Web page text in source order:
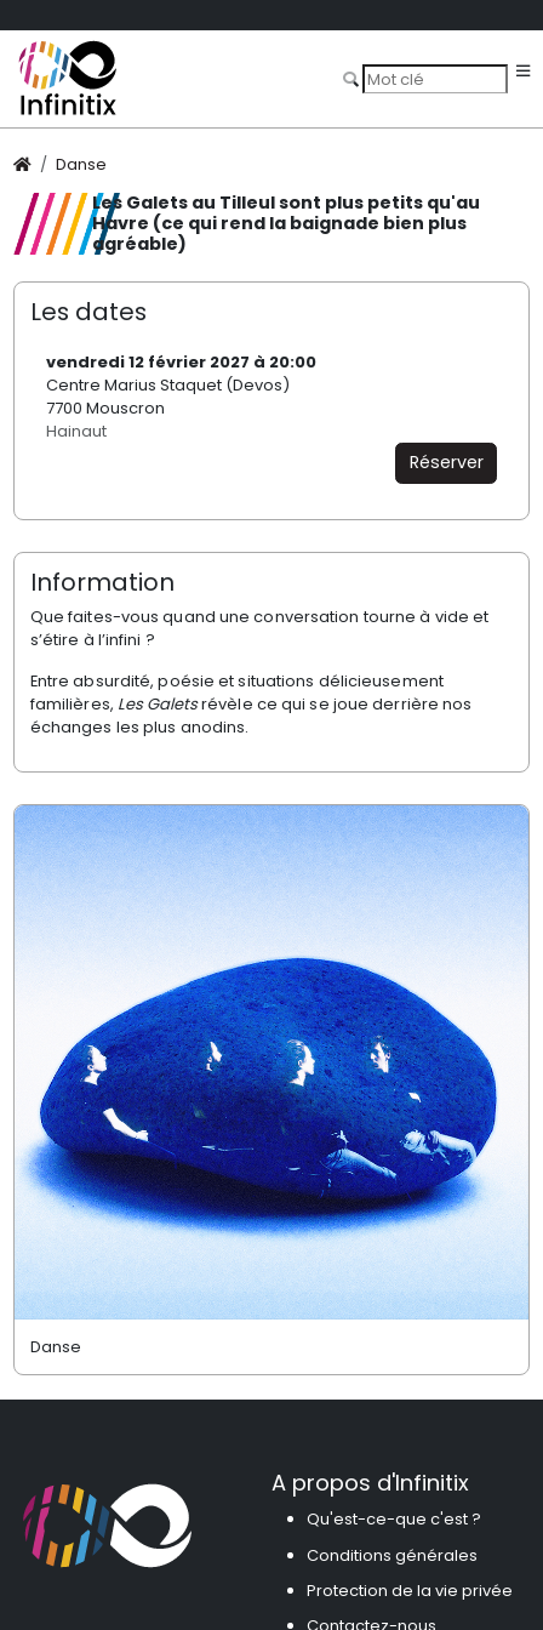
Danse
Les Galets au Tilleul sont plus petits qu'au
Havre (ce qui rend la baignade bien plus
agréable)
Les dates
vendredi 12 février 2027 à 20:00
Centre Marius Staquet (Devos)
7700 Mouscron
Hainaut
Réserver
Information
Que faites-vous quand une conversation tourne à vide et
s’étire à l’infini ?
Entre absurdité, poésie et situations délicieusement
familières, Les Galetsrévèle ce qui se joue derrière nos
échanges les plus anodins.
Danse
A propos d'Infinitix
Qu'est-ce-que c'est ?
Conditions générales
Protection de la vie privée